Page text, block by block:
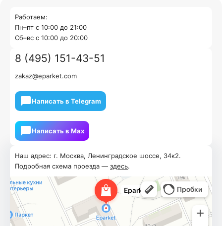
Наш адрес: г. Москва, Ленинградское шоссе, 34к2.
Подробная схема проезда — здесь.
Работаем:
Пн–пт с 10:00 до 21:00
Cб–вс с 10:00 до 20:00
8 (495) 151-43-51
zakaz@eparket.com
Написать в Telegram
Написать в Мах